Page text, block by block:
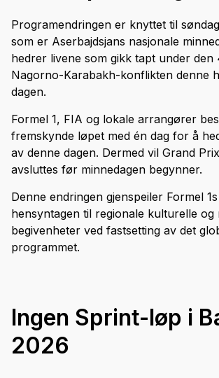
Programendringen er knyttet til
som er Aserbajdsjans nasjonale
hedrer livene som gikk tapt under den
Nagorno-Karabakh-konflikten denne
dagen.
Formel 1, FIA og lokale arrangører
fremskynde løpet med én dag for å
av denne dagen. Dermed vil Grand
avsluttes før minnedagen begynner.
Denne endringen gjenspeiler Formel
hensyntagen til regionale kulturelle og
begivenheter ved fastsetting av det
programmet.
Ingen Sprint-løp i
2026